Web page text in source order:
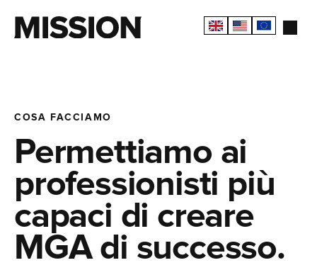
COSA FACCIAMO
Permettiamo ai
professionisti più
capaci di creare
MGA di successo.